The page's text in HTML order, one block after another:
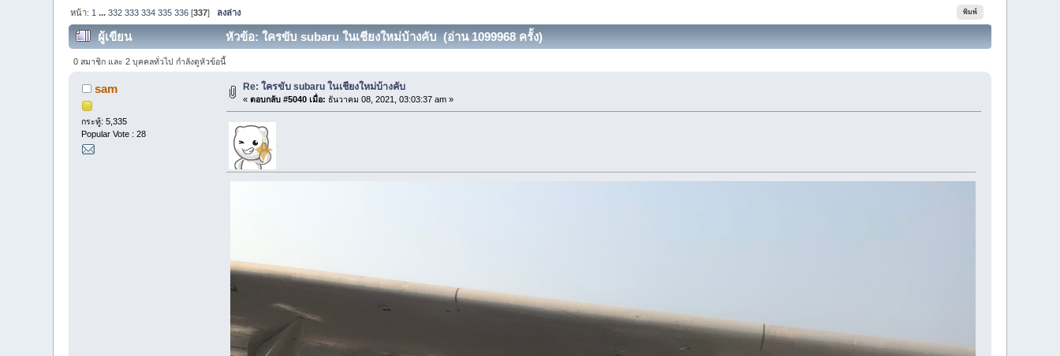
พิมพ์
หน้า: 1 ...332 333 334 335 336 [337] ลงล่าง
ผู้เขียน หัวข้อ: ใครขับ subaru ในเชียงใหม่บ้างคับ (อ่าน 1099968 ครั้ง)
0 สมาชิก และ 2 บุคคลทั่วไป กำลังดูหัวข้อนี้
sam
กระทู้: 5,335
Popular Vote : 28
Re: ใครขับ subaru ในเชียงใหม่บ้างคับ
«ตอบกลับ #5040 เมื่อ: ธันวาคม 08, 2021, 03:03:37 am »